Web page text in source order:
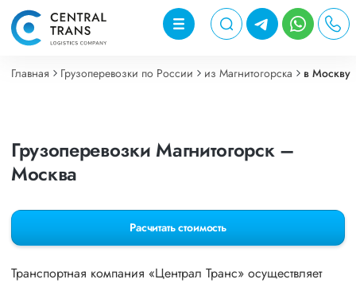
Главная Грузоперевозки по России из Магнитогорска в Москву
Грузоперевозки Магнитогорск –
Москва
Расчитать стоимость
Транспортная компания «Централ Транс» осуществляет